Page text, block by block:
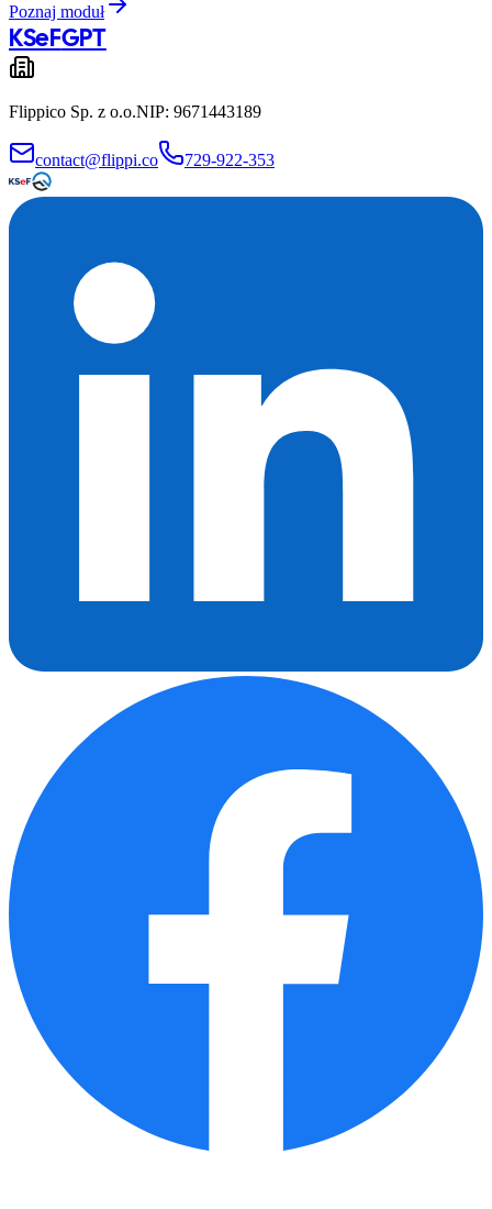
Poznaj moduł
KSeFGPT
Flippico Sp. z o.o.NIP: 9671443189
contact@flippi.co 729-922-353